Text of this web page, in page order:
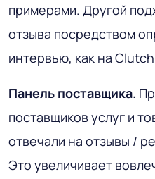
примерами. Другой
отзыва посредством
интервью, как на
Панель поставщика.
поставщиков услуг и
отвечали на отзывы /
Это увеличивает